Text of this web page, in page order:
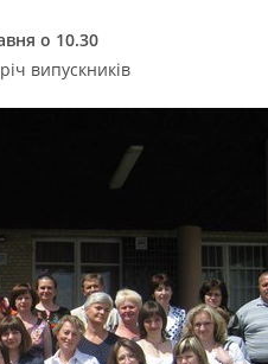
о 10.30
випускників